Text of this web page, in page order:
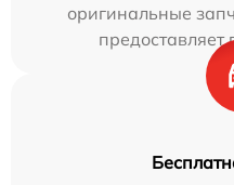
оригинальные
предоставляет